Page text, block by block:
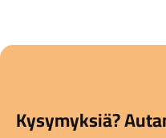
Kysymyksiä?